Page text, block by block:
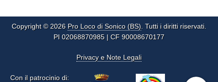
Copyright © 2026 Pro Loco di Sonico (BS). Tutti i diritti riservati.
PI 02068870985 | CF 90008670177
Privacy e Note Legali
Con il patrocinio di: